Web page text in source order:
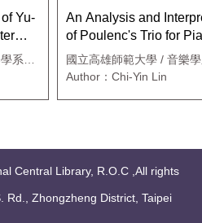
Yu-
系碩
An Analysis and
of Poulenc's Trio for
Oboe and Bassoon,
國立高雄師範大學 / 音樂
Author：Chi-Yin Lin
Central Library, R.O.C ,All rights
Rd., Zhongzheng District, Taipei